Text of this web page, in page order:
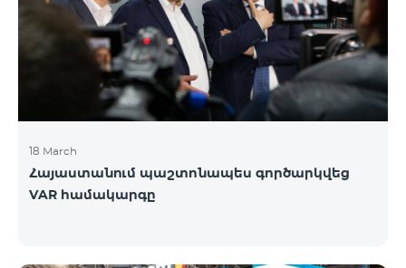
18 March
Հայաստանում պաշտոնապես գործարկվեց
VAR համակարգը